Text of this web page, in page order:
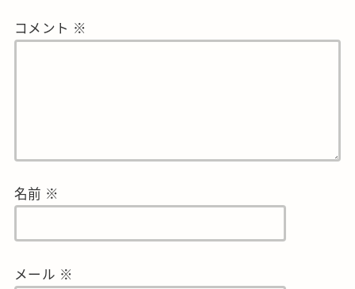
コメント ※
名前 ※
メール ※